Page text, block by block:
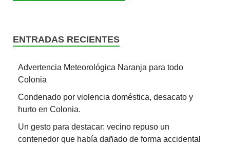
ENTRADAS RECIENTES
Advertencia Meteorológica Naranja para todo
Colonia
Condenado por violencia doméstica, desacato y
hurto en Colonia.
Un gesto para destacar: vecino repuso un
contenedor que había dañado de forma accidental